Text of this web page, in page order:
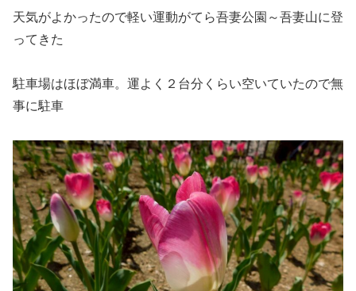
天気がよかったので軽い運動がてら吾妻公園～吾妻山に登
ってきた
駐車場はほぼ満車。運よく２台分くらい空いていたので無
事に駐車